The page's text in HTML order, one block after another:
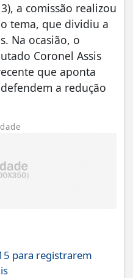
a comissão realizou
tema, que dividiu a
Na ocasião, o
Coronel Assis
que aponta
a redução
para registrarem